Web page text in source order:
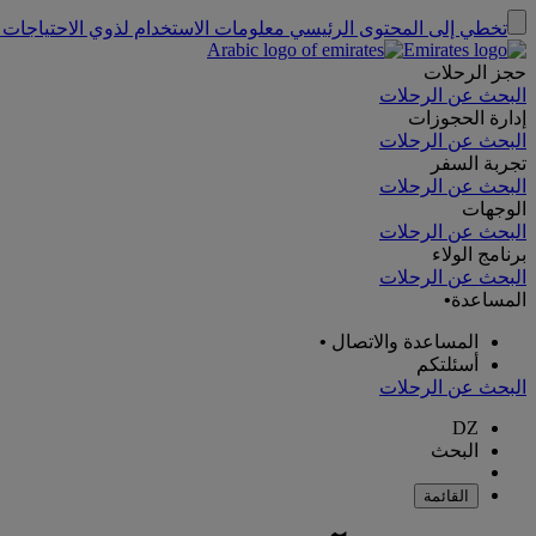
تخطي إلى المحتوى الرئيسي معلومات الاستخدام لذوي
حجز الرحلات
البحث عن الرحلات
إدارة الحجوزات
البحث عن الرحلات
تجربة السفر
البحث عن الرحلات
الوجهات
البحث عن الرحلات
برنامج الولاء
البحث عن الرحلات
المساعدة•
المساعدة والاتصال •
أسئلتكم
البحث عن الرحلات
DZ
البحث
القائمة